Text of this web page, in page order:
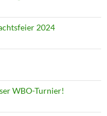
2024
WBO-Turnier!